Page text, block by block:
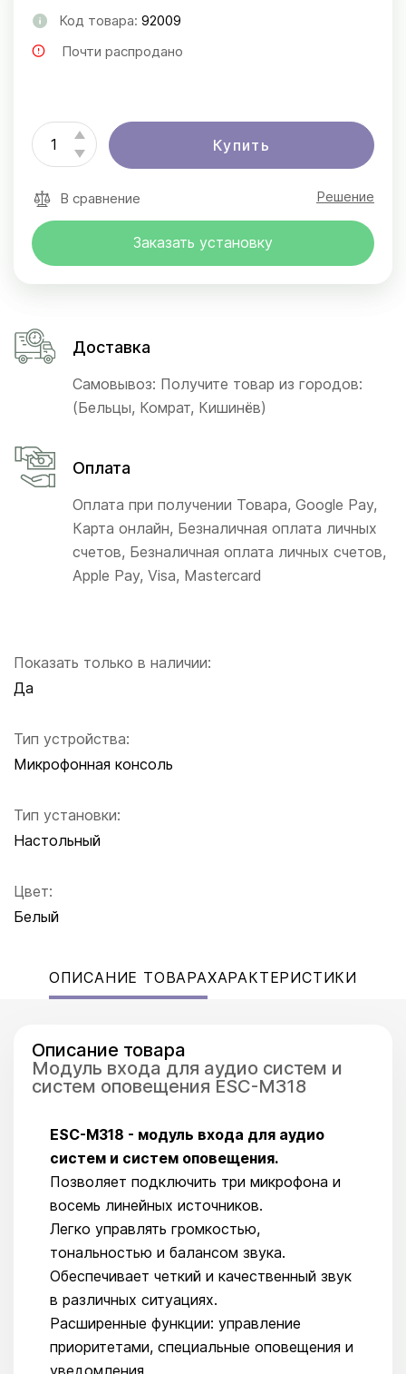
Показать только в наличии:
Да
Тип устройства:
Микрофонная консоль
Тип установки:
Настольный
Цвет:
Белый
Код товара: 92009
Почти распродано
Купить
В сравнение Решение
Заказать установку
Доставка
Самовывоз: Получите товар из городов:
(Бельцы, Комрат, Кишинёв)
Оплата
Оплата при получении Товара, Google Pay,
Карта онлайн, Безналичная оплата личных
счетов, Безналичная оплата личных счетов,
Apple Pay, Visa, Mastercard
ОПИСАНИЕ ТОВАРАХАРАКТЕРИСТИКИ
Описание товара
Модуль входа для аудио систем и
систем оповещения ESC-M318
ESC-M318 - модуль входа для аудио
систем и систем оповещения.
Позволяет подключить три микрофона и
восемь линейных источников.
Легко управлять громкостью,
тональностью и балансом звука.
Обеспечивает четкий и качественный звук
в различных ситуациях.
Расширенные функции: управление
приоритетами, специальные оповещения и
уведомления.